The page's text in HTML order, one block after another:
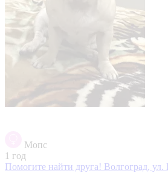
Мопс
1 год
Помогите найти друга! Волгоград,